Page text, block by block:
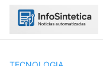
Skip